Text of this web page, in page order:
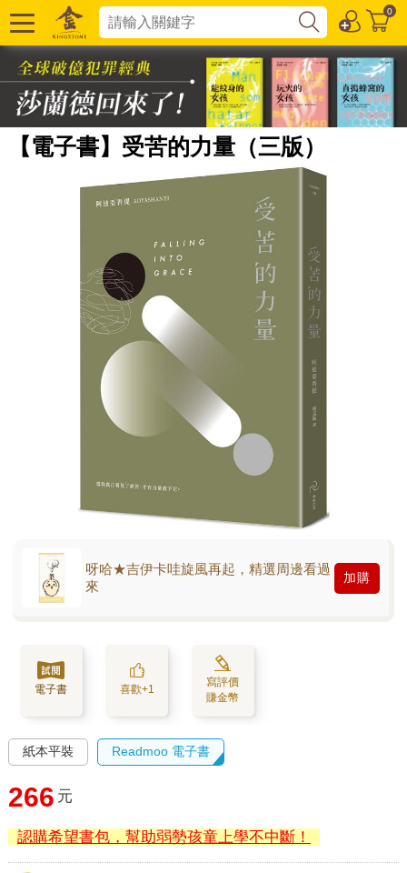
0
【電子書】受苦的力量（三版）
呀哈★吉伊卡哇旋風再起，精選周邊看過
來
加購
電子書 喜歡+1
寫評價
賺金幣
紙本平裝 Readmoo 電子書
266 元
認購希望書包，幫助弱勢孩童上學不中斷！